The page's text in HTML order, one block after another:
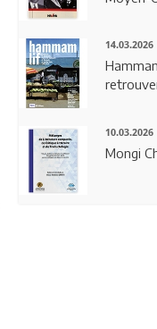
14.03.2026
10.03.2026
Mongi